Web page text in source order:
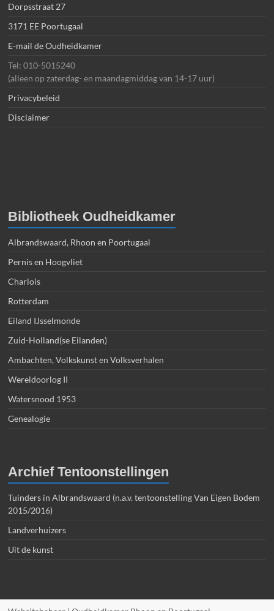
Dorpsstraat 27
3171 EE Poortugaal
E-mail de Oudheidkamer
Tel: 010-5015240
(alleen op zaterdag- en maandagmiddag van 14-17 uur)
Privacybeleid
Disclaimer
Bibliotheek Oudheidkamer
Albrandswaard, Rhoon en Poortugaal
Pernis en Hoogvliet
Charlois
Rotterdam
Eiland IJsselmonde
Zuid-Holland(se Eilanden)
Ambachten, Volkskunst en Volksverhalen
Wereldoorlog II
Watersnood 1953
Genealogie
Archief Tentoonstellingen
Tuinders in Albrandswaard (n.a.v. tentoonstelling Van Eigen Bodem
2015/2016)
Landverhuizers
Uit de kunst